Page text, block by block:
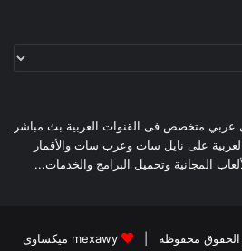
عربي متخصص فى القنوات العربية بث مباشر
على نايل سات وعرب سات والأقمار
المجانية وتحميل البرامج والخدمات...
mexawy ميكساوى